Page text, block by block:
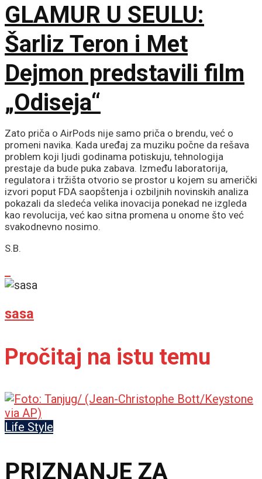
mozaicima i freskama
GLAMUR U SEULU:
Šarliz Teron i Met
Dejmon predstavili film
„Odiseja“
Zato priča o AirPods nije samo priča o brendu, već o
promeni navika. Kada uređaj za muziku počne da rešava
problem koji ljudi godinama potiskuju, tehnologija
prestaje da bude puka zabava. Između laboratorija,
regulatora i tržišta otvorio se prostor u kojem su američki
izvori poput FDA saopštenja i ozbiljnih novinskih analiza
pokazali da sledeća velika inovacija ponekad ne izgleda
kao revolucija, već kao sitna promena u onome što već
svakodnevno nosimo.
S.B.
sasa
Pročitaj na istu temu
Life Style
PRIZNANJE ZA